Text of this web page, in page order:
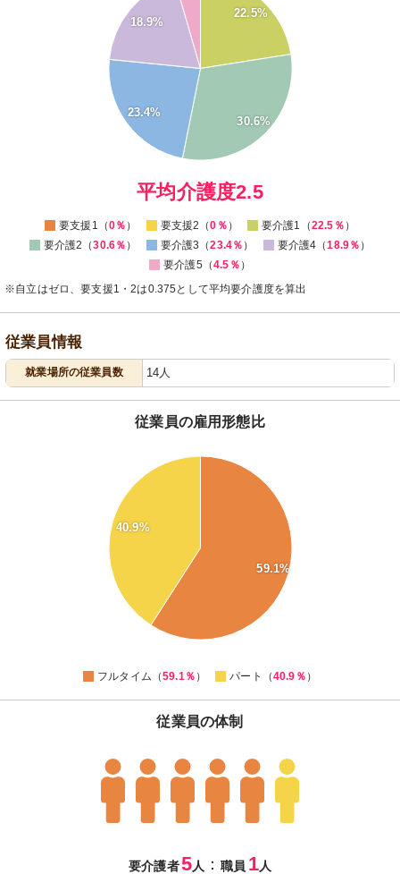
22.5%
30.6%
23.4%
18.9%
0
平均介護度2.5
要支援1（0％ ） 要支援2（0％ ） 要介護1（22.5％ ）
要介護2（30.6％ ） 要介護3（23.4％ ） 要介護4（18.9％ ）
要介護5（4.5％ ）
※自立はゼロ、要支援1・2は0.375として平均要介護度を算出
従業員情報
就業場所の従業員数 14人
従業員の雇用形態比
59.1%
40.9%
フルタイム（59.1％ ） パート（40.9％ ）
従業員の体制
要介護者5人 ：職員 1人